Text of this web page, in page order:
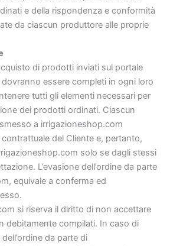
e della rispondenza e conformità
da ciascun produttore alle proprie
di prodotti inviati sul portale
essere completi in ogni loro
tutti gli elementi necessari per
dei prodotti ordinati. Ciascun
a irrigazioneshop.com
del Cliente e, pertanto,
solo se dagli stessi
L’evasione dell’ordine da parte
equivale a conferma ed
si riserva il diritto di non accettare
debitamente compilati. In caso di
da parte di